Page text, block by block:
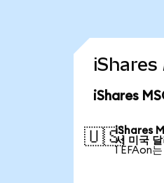
iShares
iShares
🇺🇸iShares
서 미국 달
1 EFAon